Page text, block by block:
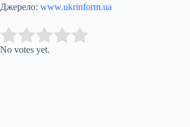
Джерело: www.ukrinform.ua
Rate this item:
No votes yet.